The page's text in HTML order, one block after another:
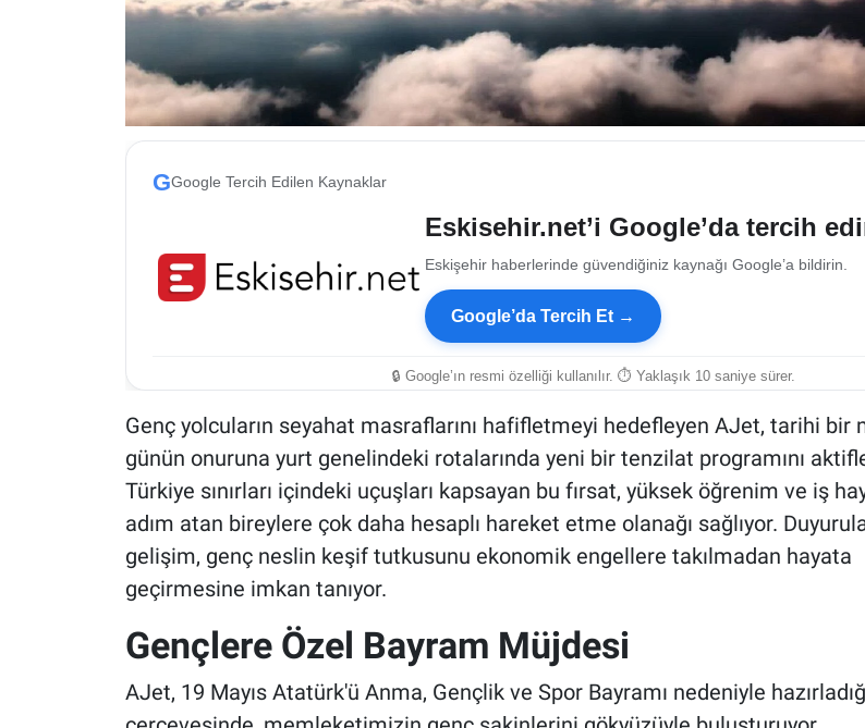
GGoogle Tercih Edilen Kaynaklar
Eskisehir.net’i Google’da tercih
Eskişehir haberlerinde güvendiğiniz kaynağı Google’a bildirin.
Google’da Tercih Et →
🔒 Google’ın resmi özelliği kullanılır. ⏱ Yaklaşık 10 saniye sürer.
Genç yolcuların seyahat masraflarını hafifletmeyi hedefleyen AJet, tarihi bir
günün onuruna yurt genelindeki rotalarında yeni bir tenzilat programını
Türkiye sınırları içindeki uçuşları kapsayan bu fırsat, yüksek öğrenim ve iş
adım atan bireylere çok daha hesaplı hareket etme olanağı sağlıyor.
gelişim, genç neslin keşif tutkusunu ekonomik engellere takılmadan hayata
geçirmesine imkan tanıyor.
Gençlere Özel Bayram Müjdesi
AJet, 19 Mayıs Atatürk'ü Anma, Gençlik ve Spor Bayramı nedeniyle